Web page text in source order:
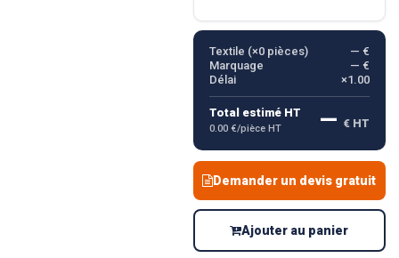
Textile (×0pièces)
— €
Marquage
— €
Délai
×1.00
Total estimé HT
0.00 €/pièce HT — € HT
Demander un devis gratuit
Ajouter au panier